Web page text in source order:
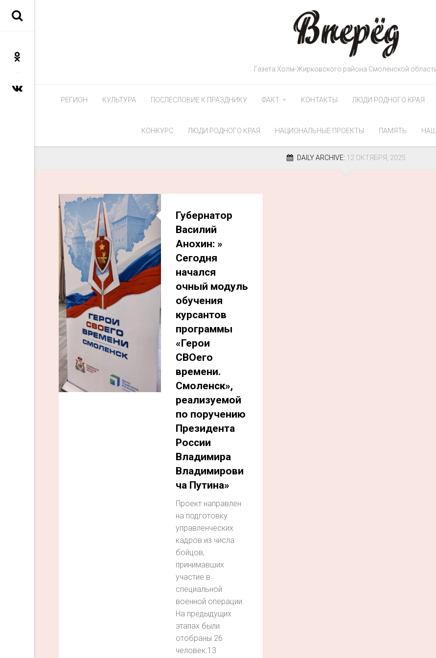
Газета Холм-Жирковского района Смоленской
РЕГИОН КУЛЬТУРА ПОСЛЕСЛОВИЕ К ПРАЗДНИКУ ФАКТ КОНТАКТЫ ЛЮДИ РОДНОГО КРАЯ
КОНКУРС ЛЮДИ РОДНОГО КРАЯ НАЦИОНАЛЬНЫЕ ПРОЕКТЫ ПАМЯТЬ
DAILY ARCHIVE: 12 ОКТЯБРЯ, 2025
Губернатор
Василий
Анохин: »
Сегодня
начался
очный модуль
обучения
курсантов
программы
«Герои
СВОего
времени.
Смоленск»,
реализуемой
по поручению
Президента
России
Владимира
Владимирови
ча Путина»
Проект направлен
на подготовку
управленческих
кадров из числа
бойцов,
принимавших
участие в
специальной
военной операции.
На предыдущих
этапах были
отобраны 26
человек.13